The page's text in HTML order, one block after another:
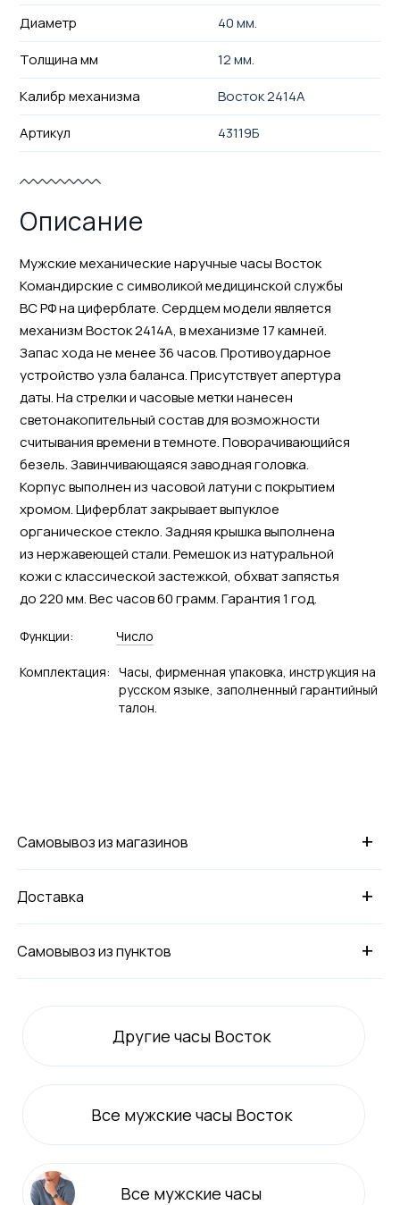
Диаметр
40 мм.
Толщина мм
12 мм.
Калибр механизма
Восток 2414А
Артикул
43119Б
Описание
Мужские механические наручные часы Восток
Командирские с символикой медицинской службы
ВС РФ на циферблате. Сердцем модели является
механизм Восток 2414А, в механизме 17 камней.
Запас хода не менее 36 часов. Противоударное
устройство узла баланса. Присутствует апертура
даты. На стрелки и часовые метки нанесен
светонакопительный состав для возможности
считывания времени в темноте. Поворачивающийся
безель. Завинчивающаяся заводная головка.
Корпус выполнен из часовой латуни с покрытием
хромом. Циферблат закрывает выпуклое
органическое стекло. Задняя крышка выполнена
из нержавеющей стали. Ремешок из натуральной
кожи с классической застежкой, обхват запястья
до 220 мм. Вес часов 60 грамм. Гарантия 1 год.
Функции: Число
Комплектация: Часы, фирменная упаковка, инструкция на
русском языке, заполненный гарантийный
талон.
+
Самовывоз из магазинов
+
Доставка
+
Самовывоз из пунктов
Другие часы Восток
Все мужские часы Восток
Все мужские часы